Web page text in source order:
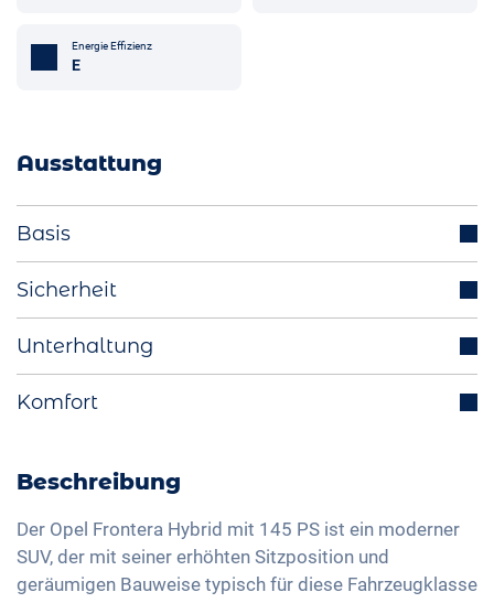
Energie Effizienz
E
Ausstattung
Basis
Aussenspiegel elektrisch einklappbar
LED-Rückleuchten
Licht- und Regensensor
Innenspiegel automatisch abblendend
Regensensor
17 Zoll Alufelgen
Sicherheit
Spurhalteassistent
Verkehrszeichenerkennung
Geschwindigkeitsbegrenzer
Müdigkeitserkennung
Unterhaltung
Freisprechanlage
Sprachsteuerung
Apple Car Play
Komfort
Beheizbare Frontscheibe
Sitzheizung vorne
Sitze Stoff
Beschreibung
Der Opel Frontera Hybrid mit 145 PS ist ein moderner
SUV, der mit seiner erhöhten Sitzposition und
geräumigen Bauweise typisch für diese Fahrzeugklasse